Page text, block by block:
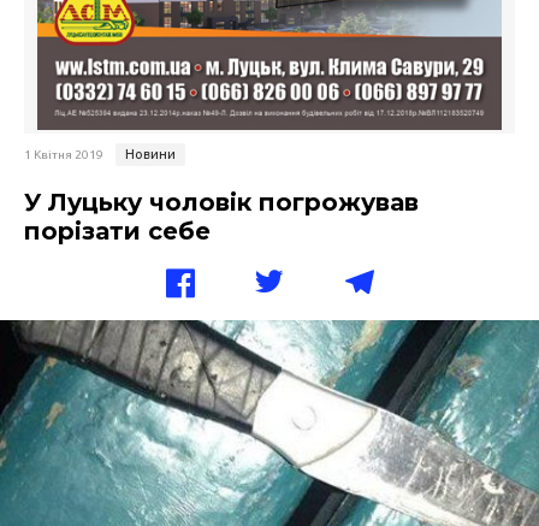
1 Квітня 2019 Новини
У Луцьку чоловік погрожував
порізати себе